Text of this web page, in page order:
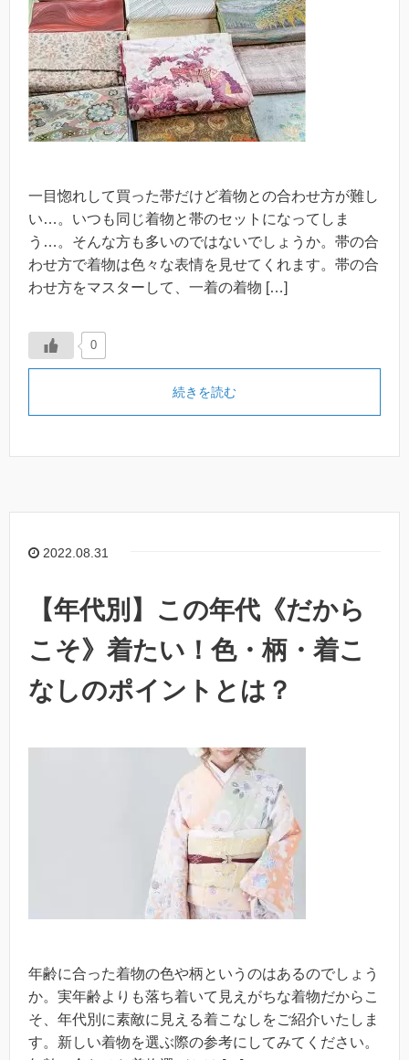
一目惚れして買った帯だけど着物との合わせ方が難し
い…。いつも同じ着物と帯のセットになってしま
う…。そんな方も多いのではないでしょうか。帯の合
わせ方で着物は色々な表情を見せてくれます。帯の合
わせ方をマスターして、一着の着物 […]
0
続きを読む
2022.08.31
【年代別】この年代《だから
こそ》着たい！色・柄・着こ
なしのポイントとは？
年齢に合った着物の色や柄というのはあるのでしょう
か。実年齢よりも落ち着いて見えがちな着物だからこ
そ、年代別に素敵に見える着こなしをご紹介いたしま
す。新しい着物を選ぶ際の参考にしてみてください。